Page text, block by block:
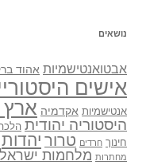
נושאים
אבטואנטישמיות אהוד
אישים
אנטישמיות אקדמיה ארץ
היסטוריה יהודית
חינוך חרדים טרור יהדות
מחתרות מלחמות ישראל